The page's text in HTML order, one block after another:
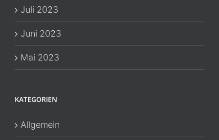
Juli 2023
Juni 2023
Mai 2023
KATEGORIEN
Allgemein